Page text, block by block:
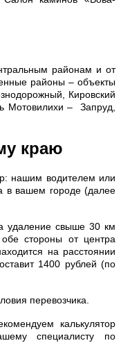
районам и от
районы – объекты
Кировский
Мотовилихи – Запруд,
краю
нашим водителем или
в вашем городе (далее
удаление свыше 30 км
стороны от центра
на расстоянии
1400 рублей (по
перевозчика.
калькулятор
специалисту по